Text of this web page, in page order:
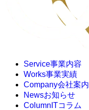
Service事業内容
Works事業実績
Company会社案内
Newsお知らせ
Column ITコラム